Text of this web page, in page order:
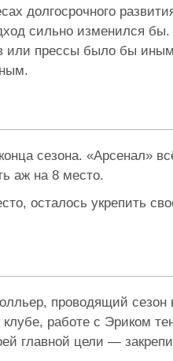
долгосрочного
сильно изменился
или прессы было бы
сезона. «Арсенал»
аж на 8 место.
осталось укрепить
проводящий сезон
работе с Эриком
главной цели —